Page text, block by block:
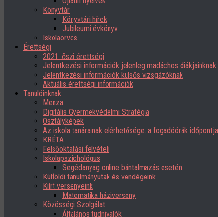
Könyvtár
Könyvtári hírek
Jubileumi évkönyv
Iskolaorvos
Érettségi
2021. őszi érettségi
Jelentkezési információk jelenleg madáchos
Jelentkezési információk külsős vizsgázóknak
Aktuális érettségi információk
Tanulóinknak
Menza
Digitális Gyermekvédelmi Stratégia
Osztályképek
Az iskola tanárainak elérhetősége, a fogadóórák
KRÉTA
Felsőoktatási felvételi
Iskolapszichológus
Segédanyag online bántalmazás esetén
Külföldi tanulmányutak és vendégeink
Kiírt versenyeink
Matematika háziverseny
Közösségi Szolgálat
Általános tudnivalók